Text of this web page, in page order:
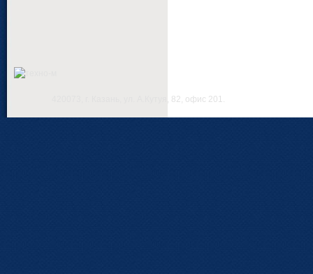
420073, г. Казань, ул. А.Кутуя, 82, офис 201.